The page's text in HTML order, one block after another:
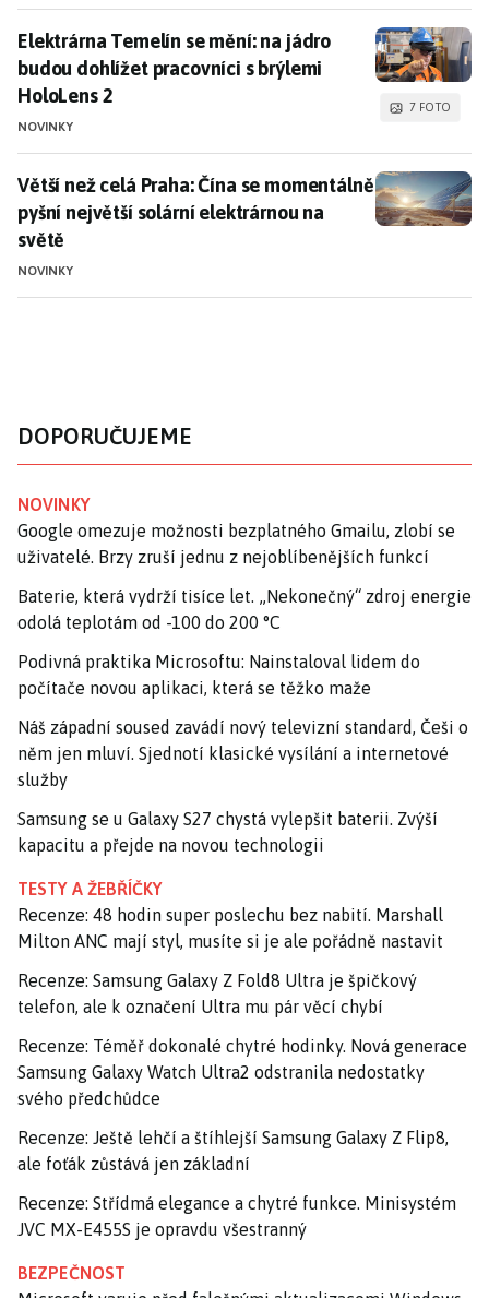
Elektrárna Temelín se mění: na jádro budou dohlížet
Elektrárna Temelín se mění: na jádro
budou dohlížet pracovníci s brýlemi
HoloLens 2
NOVINKY
7 FOTO
Větší než celá Praha: Čína se momentálně pyšní
Větší než celá Praha: Čína se momentálně
pyšní největší solární elektrárnou na
světě
NOVINKY
DOPORUČUJEME
NOVINKY
Google omezuje možnosti bezplatného Gmailu, zlobí se
uživatelé. Brzy zruší jednu z nejoblíbenějších funkcí
Baterie, která vydrží tisíce let. „Nekonečný“ zdroj energie
odolá teplotám od -100 do 200 °C
Podivná praktika Microsoftu: Nainstaloval lidem do
počítače novou aplikaci, která se těžko maže
Náš západní soused zavádí nový televizní standard, Češi o
něm jen mluví. Sjednotí klasické vysílání a internetové
služby
Samsung se u Galaxy S27 chystá vylepšit baterii. Zvýší
kapacitu a přejde na novou technologii
TESTY A ŽEBŘÍČKY
Recenze: 48 hodin super poslechu bez nabití. Marshall
Milton ANC mají styl, musíte si je ale pořádně nastavit
Recenze: Samsung Galaxy Z Fold8 Ultra je špičkový
telefon, ale k označení Ultra mu pár věcí chybí
Recenze: Téměř dokonalé chytré hodinky. Nová generace
Samsung Galaxy Watch Ultra2 odstranila nedostatky
svého předchůdce
Recenze: Ještě lehčí a štíhlejší Samsung Galaxy Z Flip8,
ale foťák zůstává jen základní
Recenze: Střídmá elegance a chytré funkce. Minisystém
JVC MX-E455S je opravdu všestranný
BEZPEČNOST